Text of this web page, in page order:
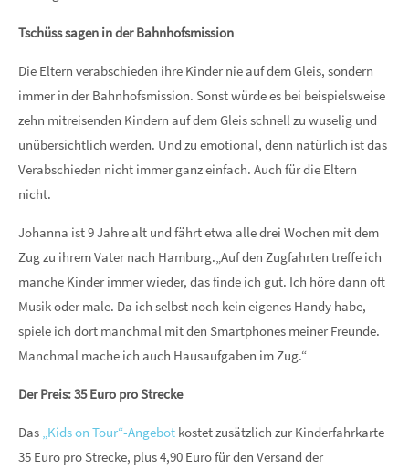
Tschüss sagen in der Bahnhofsmission
Die Eltern verabschieden ihre Kinder nie auf dem Gleis, sondern
immer in der Bahnhofsmission. Sonst würde es bei beispielsweise
zehn mitreisenden Kindern auf dem Gleis schnell zu wuselig und
unübersichtlich werden. Und zu emotional, denn natürlich ist das
Verabschieden nicht immer ganz einfach. Auch für die Eltern
nicht.
Johanna ist 9 Jahre alt und fährt etwa alle drei Wochen mit dem
Zug zu ihrem Vater nach Hamburg.„Auf den Zugfahrten treffe ich
manche Kinder immer wieder, das finde ich gut. Ich höre dann oft
Musik oder male. Da ich selbst noch kein eigenes Handy habe,
spiele ich dort manchmal mit den Smartphones meiner Freunde.
Manchmal mache ich auch Hausaufgaben im Zug.“
Der Preis: 35 Euro pro Strecke
Das „Kids on Tour“-Angebot kostet zusätzlich zur Kinderfahrkarte
35 Euro pro Strecke, plus 4,90 Euro für den Versand der